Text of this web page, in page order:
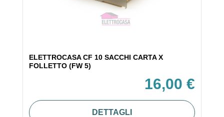
ELETTROCASA CF 10 SACCHI CARTA X
FOLLETTO (FW 5)
16,00 €
DETTAGLI